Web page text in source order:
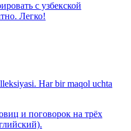
с узбекской
Легко!
Har bir maqol uchta
и поговорок на трёх